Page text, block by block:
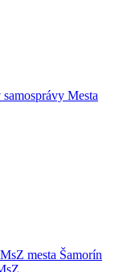
Mesta
mesta Šamorín